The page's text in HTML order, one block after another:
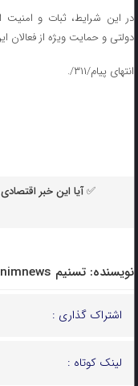
در این شرایط، ثبات و امنیت
دولتی و حمایت ویژه از فعالان
انتهای پیام/۳۱۱/.
✅ آیا این خبر
نویسنده: تسنیم tasnimnews
اشتراک گذاری :
لینک کوتاه :